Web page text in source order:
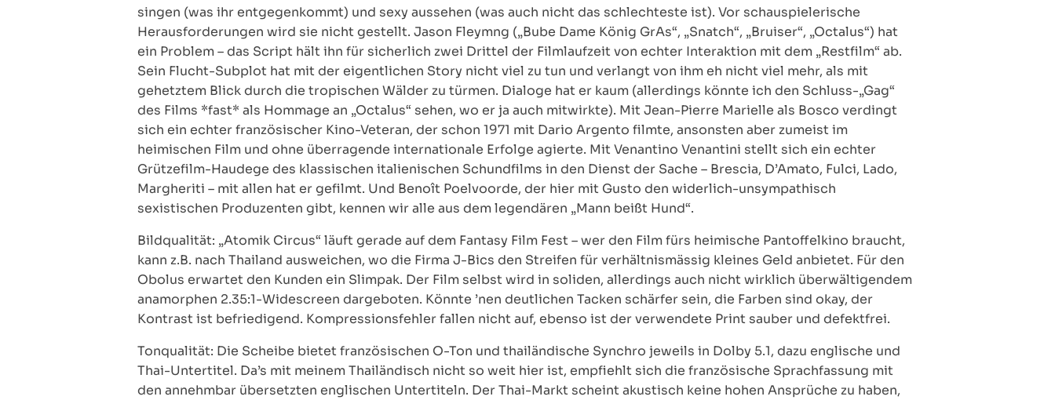
singen (was ihr entgegenkommt) und sexy aussehen (was auch nicht das schlechteste ist). Vor schauspielerische
Herausforderungen wird sie nicht gestellt. Jason Fleymng („Bube Dame König GrAs“, „Snatch“, „Bruiser“, „Octalus“) hat
ein Problem – das Script hält ihn für sicherlich zwei Drittel der Filmlaufzeit von echter Interaktion mit dem „Restfilm“ ab.
Sein Flucht-Subplot hat mit der eigentlichen Story nicht viel zu tun und verlangt von ihm eh nicht viel mehr, als mit
gehetztem Blick durch die tropischen Wälder zu türmen. Dialoge hat er kaum (allerdings könnte ich den Schluss-„Gag“
des Films *fast* als Hommage an „Octalus“ sehen, wo er ja auch mitwirkte). Mit Jean-Pierre Marielle als Bosco verdingt
sich ein echter französischer Kino-Veteran, der schon 1971 mit Dario Argento filmte, ansonsten aber zumeist im
heimischen Film und ohne überragende internationale Erfolge agierte. Mit Venantino Venantini stellt sich ein echter
Grützefilm-Haudege des klassischen italienischen Schundfilms in den Dienst der Sache – Brescia, D’Amato, Fulci, Lado,
Margheriti – mit allen hat er gefilmt. Und Benoît Poelvoorde, der hier mit Gusto den widerlich-unsympathisch
sexistischen Produzenten gibt, kennen wir alle aus dem legendären „Mann beißt Hund“.
Bildqualität: „Atomik Circus“ läuft gerade auf dem Fantasy Film Fest – wer den Film fürs heimische Pantoffelkino braucht,
kann z.B. nach Thailand ausweichen, wo die Firma J-Bics den Streifen für verhältnismässig kleines Geld anbietet. Für den
Obolus erwartet den Kunden ein Slimpak. Der Film selbst wird in soliden, allerdings auch nicht wirklich überwältigendem
anamorphen 2.35:1-Widescreen dargeboten. Könnte ’nen deutlichen Tacken schärfer sein, die Farben sind okay, der
Kontrast ist befriedigend. Kompressionsfehler fallen nicht auf, ebenso ist der verwendete Print sauber und defektfrei.
Tonqualität: Die Scheibe bietet französischen O-Ton und thailändische Synchro jeweils in Dolby 5.1, dazu englische und
Thai-Untertitel. Da’s mit meinem Thailändisch nicht so weit hier ist, empfiehlt sich die französische Sprachfassung mit
den annehmbar übersetzten englischen Untertiteln. Der Thai-Markt scheint akustisch keine hohen Ansprüche zu haben,